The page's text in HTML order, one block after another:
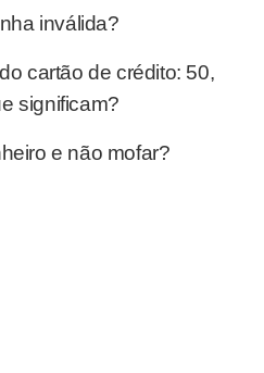
inválida?
cartão de crédito: 50,
significam?
e não mofar?